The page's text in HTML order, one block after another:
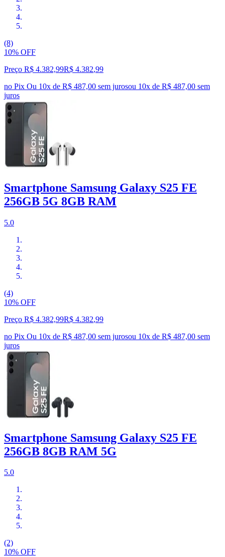
(8)
10% OFF
Preço R$ 4.382,99R$ 4.382,99
no Pix Ou 10x de R$ 487,00 sem jurosou 10x de R$ 487,00 sem
juros
Smartphone Samsung Galaxy S25 FE
256GB 5G 8GB RAM
5.0
(4)
10% OFF
Preço R$ 4.382,99R$ 4.382,99
no Pix Ou 10x de R$ 487,00 sem jurosou 10x de R$ 487,00 sem
juros
Smartphone Samsung Galaxy S25 FE
256GB 8GB RAM 5G
5.0
(2)
10% OFF